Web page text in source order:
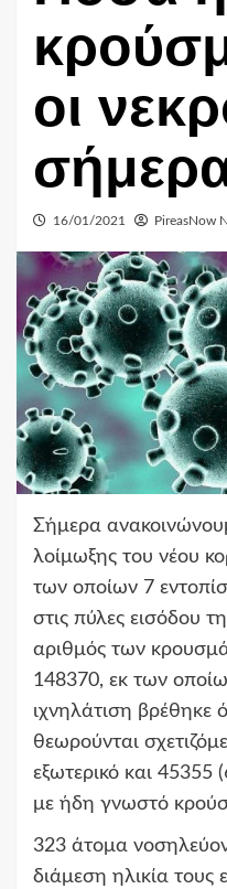
οι
16/01/2021 PireasNow
Σήμερα
λοίμωξης του νέου
των οποίων 7
στις πύλες εισόδου
αριθμός των
148370, εκ των
ιχνηλάτιση βρέθηκε
θεωρούνται
εξωτερικό και 45355
με ήδη γνωστό
323 άτομα
διάμεση ηλικία τους